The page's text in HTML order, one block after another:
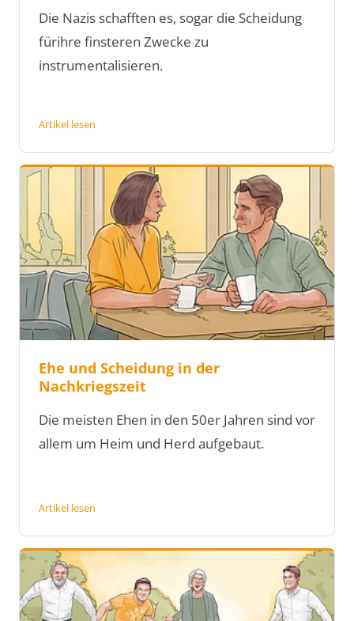
Die Nazis schafften es, sogar die Scheidung
fürihre finsteren Zwecke zu
instrumentalisieren.
Artikel lesen
Ehe und Scheidung in der
Nachkriegszeit
Die meisten Ehen in den 50er Jahren sind vor
allem um Heim und Herd aufgebaut.
Artikel lesen